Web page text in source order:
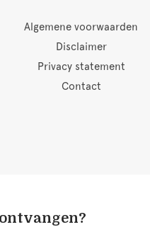
Algemene voorwaarden
Disclaimer
Privacy statement
Contact